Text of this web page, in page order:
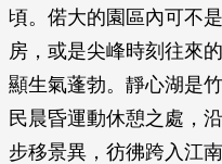
頃。偌大的園區內可不
房，或是尖峰時刻往來
顯生氣蓬勃。靜心湖是
民晨昏運動休憩之處，
步移景異，彷彿跨入江